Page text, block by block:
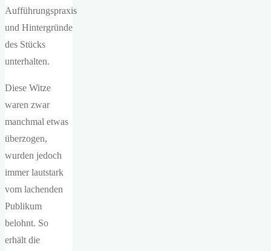
Aufführungspraxis
und Hintergründe
des Stücks
unterhalten.
Diese Witze
waren zwar
manchmal etwas
überzogen,
wurden jedoch
immer lautstark
vom lachenden
Publikum
belohnt. So
erhält die